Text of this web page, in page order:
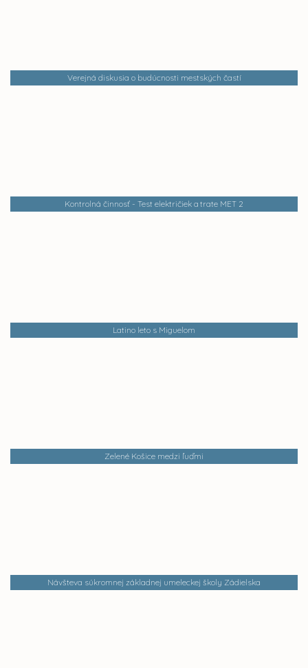
Verejná diskusia o budúcnosti mestských častí
Kontrolná činnosť - Test električiek a trate MET 2
Latino leto s Miguelom
Zelené Košice medzi ľuďmi
Návšteva súkromnej základnej umeleckej školy Zádielska